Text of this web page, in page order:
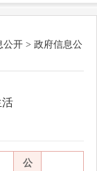
公开 > 政府信息公
活
公